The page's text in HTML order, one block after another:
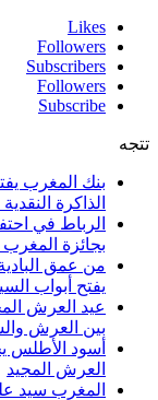
Likes
Followers
Subscribers
Followers
Subscribe
تتجه
بنك المغرب
الذاكرة
الرباط في
بجائزة المغرب
من عمق
يفتح أبواب
عيد العرش
بين العرش
أسود الأطلس
العرش المجيد
المغرب سيد